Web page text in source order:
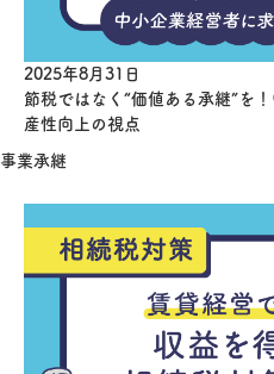
2025年8月31日
節税ではなく“価値ある承継”を
産性向上の視点
事業承継